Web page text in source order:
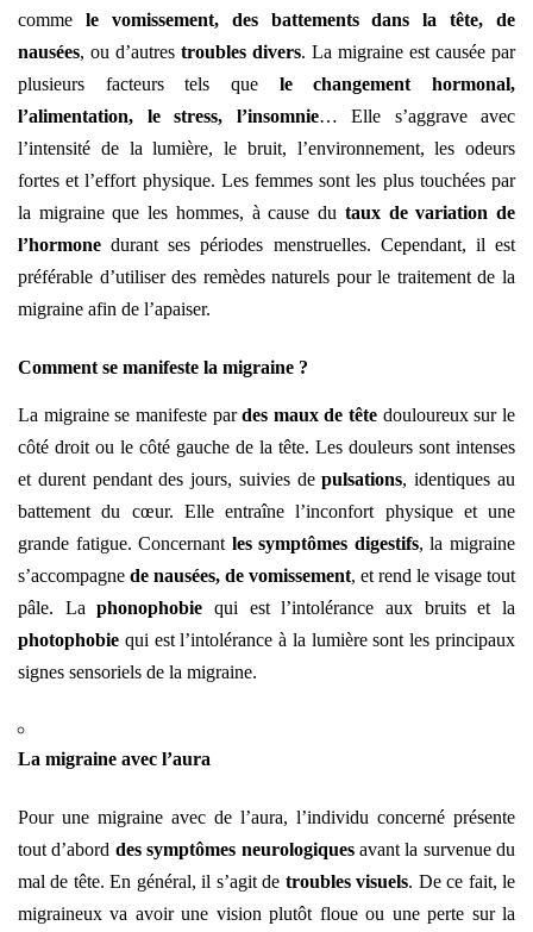
comme le vomissement, des battements dans la tête, de
nausées, ou d’autres troubles divers. La migraine est causée par
plusieurs facteurs tels que le changement hormonal,
l’alimentation, le stress, l’insomnie… Elle s’aggrave avec
l’intensité de la lumière, le bruit, l’environnement, les odeurs
fortes et l’effort physique. Les femmes sont les plus touchées par
la migraine que les hommes, à cause du taux de variation de
l’hormone durant ses périodes menstruelles. Cependant, il est
préférable d’utiliser des remèdes naturels pour le traitement de la
migraine afin de l’apaiser.
Comment se manifeste la migraine ?
La migraine se manifeste pardes maux de tête douloureux sur le
côté droit ou le côté gauche de la tête. Les douleurs sont intenses
et durent pendant des jours, suivies depulsations, identiques au
battement du cœur. Elle entraîne l’inconfort physique et une
grande fatigue. Concernant les symptômes digestifs, la migraine
s’accompagne de nausées, de vomissement, et rend le visage tout
pâle. La phonophobie qui est l’intolérance aux bruits et la
photophobie qui est l’intolérance à la lumière sont les principaux
signes sensoriels de la migraine.
La migraine avec l’aura
Pour une migraine avec de l’aura, l’individu concerné présente
tout d’abord des symptômes neurologiques avant la survenue du
mal de tête. En général, il s’agit de troubles visuels. De ce fait, le
migraineux va avoir une vision plutôt floue ou une perte sur la